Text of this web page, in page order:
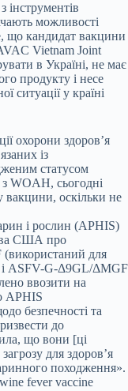
можливості
що кандидат вакцини
Vietnam Joint
в Україні, не має
продукту і несе
ситуації у країні
охорони здоров’я
із
статусом
з WOAH, сьогодні
вакцини, оскільки не
і рослин (APHIS)
США про
для
ASFV-G-Δ9GL/ΔMGF
ввозити на
APHIS
безпечності та
до
що вони [ці
для здоров’я
походження».
fever vaccine